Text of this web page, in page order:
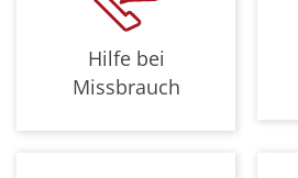
Hilfe bei
Missbrauch